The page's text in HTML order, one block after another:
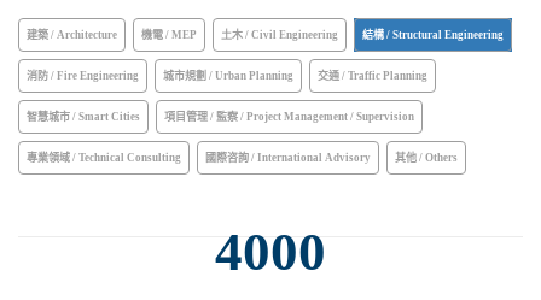
建築 / Architecture 機電 / MEP 土木 / Civil Engineering 結構 / Structural Engineering
消防 / Fire Engineering 城市規劃 / Urban Planning 交通 / Traffic Planning
智慧城市 / Smart Cities 項目管理 / 監察 / Project Management / Supervision
專業領域 / Technical Consulting 國際咨詢 / International Advisory 其他 / Others
4000